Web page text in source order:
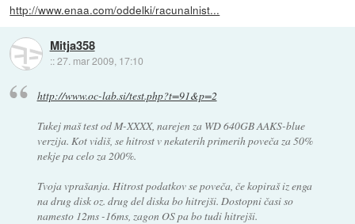
http://www.enaa.com/oddelki/racunalnist...
Mitja358
::27. mar 2009, 17:10
http://www.oc-lab.si/test.php?t=91&p=2
Tukej maš test od M-XXXX, narejen za WD 640GB AAKS-blue
verzija. Kot vidiš, se hitrost v nekaterih primerih poveča za 50%
nekje pa celo za 200%.
Tvoja vprašanja. Hitrost podatkov se poveča, če kopiraš iz enga
na drug disk oz. drug del diska bo hitrejši. Dostopni časi so
namesto 12ms -16ms, zagon OS pa bo tudi hitrejši.